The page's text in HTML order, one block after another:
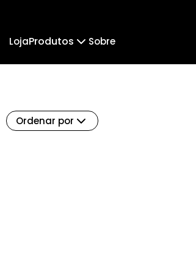
LojaProdutos Sobre
Ordenar por